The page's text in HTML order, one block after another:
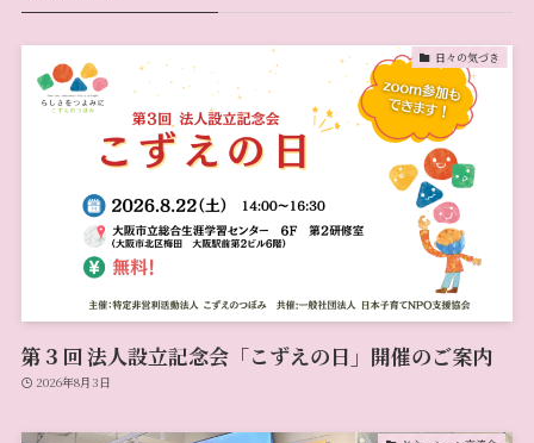
日々の気づき
第３回 法人設立記念会「こずえの日」開催のご案内
2026年8月3日